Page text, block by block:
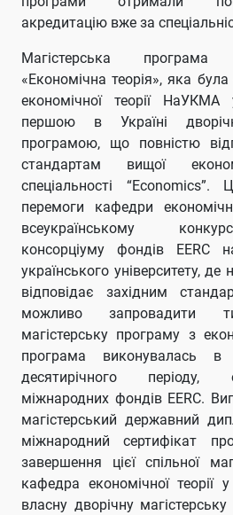
акредитацію вже за
Магістерська програма
«Економічна теорія», яка
економічної теорії
першою в Україні
програмою, що повністю
стандартам вищої
спеціальності
перемоги кафедри
всеукраїнському
консорціуму фондів EERC
українського університету,
відповідає західним
можливо запровадити
магістерську програму з
програма виконувалась
десятирічного
міжнародних фондів EERC.
магістерський державний
міжнародний сертифікат
завершення цієї спільної
кафедра економічної теорії
власну дворічну